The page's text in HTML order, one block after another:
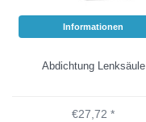
Informationen
Abdichtung Lenksäule
€27,72 *